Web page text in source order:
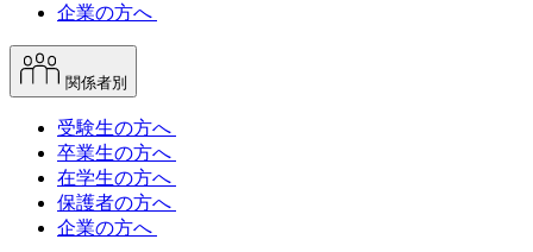
企業の方へ
関係者別
受験生の方へ
卒業生の方へ
在学生の方へ
保護者の方へ
企業の方へ